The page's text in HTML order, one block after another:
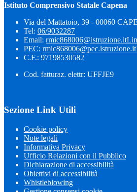
Istituto Comprensivo Statale Capena
Via del Mattatoio, 39 - 00060
Tel: 06/9032287
Email: rmic868006@istruzione.it
PEC: rmic868006@pec.istruzione.it
C.F.: 97198530582
Cod. fatturaz. elettr: UFFJE9
Sezione Link Utili
Cookie policy
Note legali
Informativa Privacy
Ufficio Relazioni con il Pubblico
Dichiarazione di accessibilità
Obiettivi di accessibilità
Whistleblowing